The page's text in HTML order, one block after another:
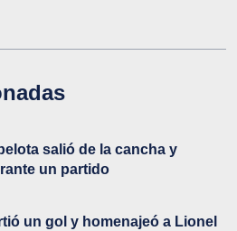
salió de la cancha y
un partido
un gol y homenajeó a Lionel